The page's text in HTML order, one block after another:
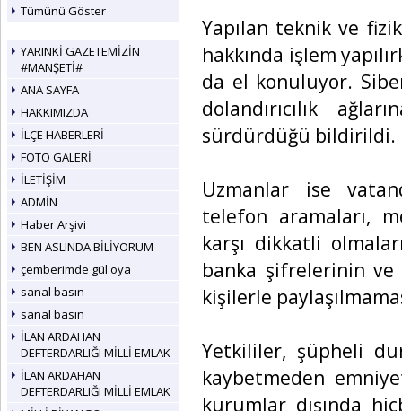
Tümünü Göster
YARINKİ GAZETEMİZİN
#MANŞETİ#
ANA SAYFA
HAKKIMIZDA
İLÇE HABERLERİ
FOTO GALERİ
İLETİŞİM
ADMİN
Haber Arşivi
BEN ASLINDA BİLİYORUM
çemberimde gül oya
sanal basın
sanal basın
İLAN ARDAHAN
DEFTERDARLIĞI MİLLİ EMLAK
İLAN ARDAHAN
DEFTERDARLIĞI MİLLİ EMLAK
Yapılan teknik ve
hakkında işlem
da el konuluyor.
dolandırıcılık
sürdürdüğü bildirildi.
Uzmanlar ise
telefon aramaları,
karşı dikkatli
banka şifrelerinin ve
kişilerle
Yetkililer, şüpheli
kaybetmeden
kurumlar dışında